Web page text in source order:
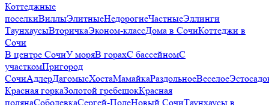
Коттеджные
поселкиВиллыЭлитныеНедорогиеЧастныеЭллинги
ТаунхаусыВторичкаЭконом-классДома в СочиКоттеджи в
Сочи
В центре СочиУ моряВ горахС бассейномС
участкомПригород
СочиАдлерДагомысХостаМамайкаРаздольноеВеселое
Красная горкаЗолотой гребешокКрасная
полянаСоболевкаСергей-ПолеНовый СочиТаунхаусы в